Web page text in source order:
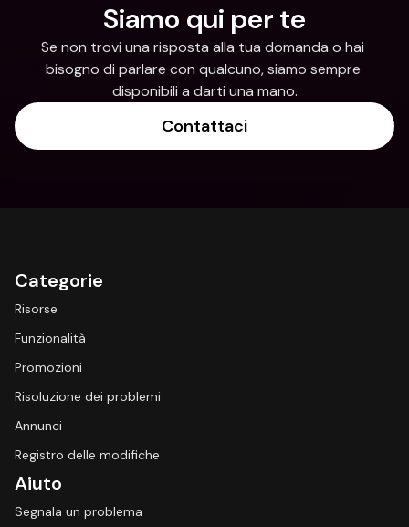
Siamo qui per te
Se non trovi una risposta alla tua domanda o hai
bisogno di parlare con qualcuno, siamo sempre
disponibili a darti una mano.
Contattaci
Categorie
Risorse
Funzionalità
Promozioni
Risoluzione dei problemi
Annunci
Registro delle modifiche
Aiuto
Segnala un problema